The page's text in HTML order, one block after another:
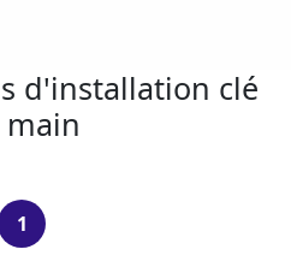
d'installation clé
main
1